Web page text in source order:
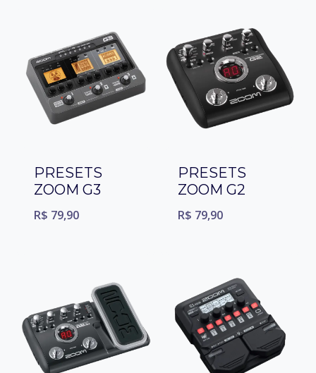
PRESETS
ZOOM G3
R$ 79,90
PRESETS
ZOOM G2
R$ 79,90